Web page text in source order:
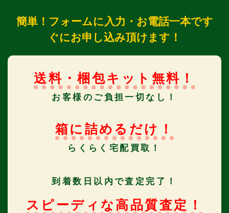
簡単！フォームに入力・お電話一本です
ぐにお申し込み頂けます！
送料・梱包キット無料！
お客様のご負担一切なし！
箱に詰めるだけ！
らくらく宅配買取！
到着数日以内で査定完了！
スピーディな高品質査定！